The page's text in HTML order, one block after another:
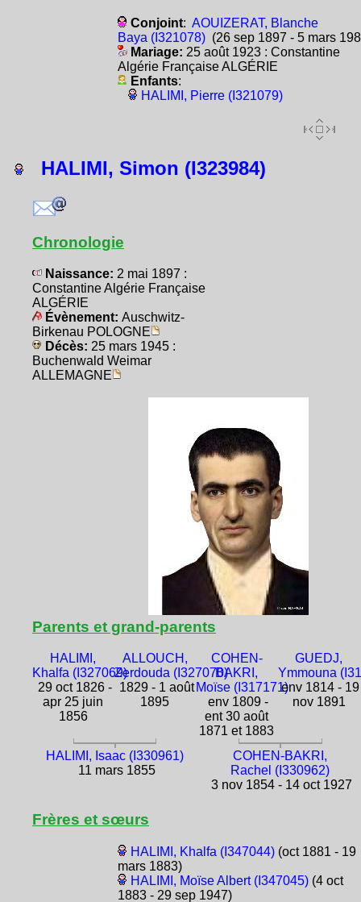
Conjoint: AOUIZERAT, Blanche
Baya (I321078)(26 sep 1897 - 5 mars
Mariage: 25 août 1923 : Constantine
Algérie Française ALGÉRIE
Enfants:
HALIMI, Pierre (I321079)
HALIMI, Simon (I323984)
Chronologie
Naissance: 2 mai 1897 :
Constantine Algérie Française
ALGÉRIE
Évènement: Auschwitz-
Birkenau POLOGNE
Décès: 25 mars 1945 :
Buchenwald Weimar
ALLEMAGNE
Parents et grand-parents
HALIMI,
Khalfa (I327069)
29 oct 1826 -
apr 25 juin
1856
ALLOUCH,
Zerdouda (I327070)
1829 - 1 août
1895
COHEN-
BAKRI,
Moïse (I317171)
env 1809 -
ent 30 août
1871 et 1883
GUEDJ,
Ymmouna
env 1814 - 19
nov 1891
HALIMI, Isaac (I330961)
11 mars 1855
COHEN-BAKRI,
Rachel (I330962)
3 nov 1854 - 14 oct 1927
Frères et sœurs
HALIMI, Khalfa (I347044)(oct 1881 - 19
mars 1883)
HALIMI, Moïse Albert (I347045)(4 oct
1883 - 29 sep 1947)